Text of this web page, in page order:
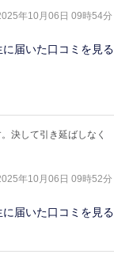
年10月06日 09時54分
に届いた口コミを見る
決して引き延ばしなく
年10月06日 09時52分
に届いた口コミを見る